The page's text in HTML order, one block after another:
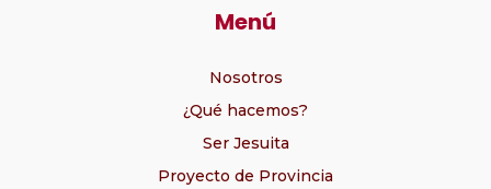
Menú
Nosotros
¿Qué hacemos?
Ser Jesuita
Proyecto de Provincia